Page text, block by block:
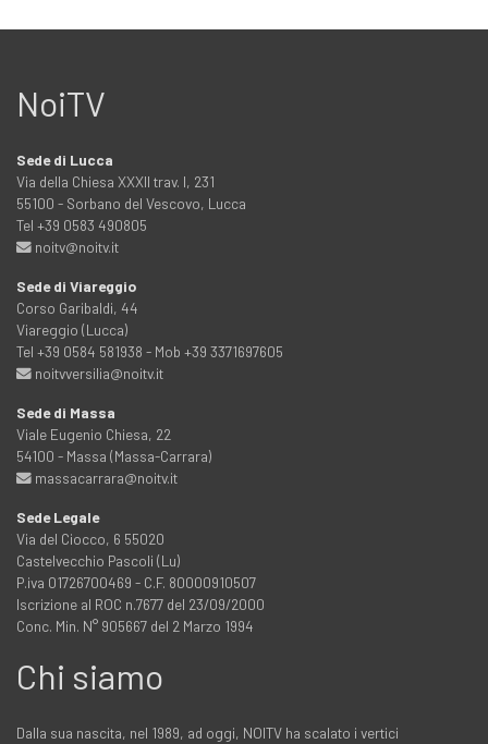
NoiTV
Sede di Lucca
Via della Chiesa XXXII trav. I, 231
55100 - Sorbano del Vescovo, Lucca
Tel +39 0583 490805
noitv@noitv.it
Sede di Viareggio
Corso Garibaldi, 44
Viareggio (Lucca)
Tel +39 0584 581938 - Mob +39 3371697605
noitvversilia@noitv.it
Sede di Massa
Viale Eugenio Chiesa, 22
54100 - Massa (Massa-Carrara)
massacarrara@noitv.it
Sede Legale
Via del Ciocco, 6 55020
Castelvecchio Pascoli (Lu)
P.iva 01726700469 - C.F. 80000910507
Iscrizione al ROC n.7677 del 23/09/2000
Conc. Min. N° 905667 del 2 Marzo 1994
Chi siamo
Dalla sua nascita, nel 1989, ad oggi, NOITV ha scalato i vertici